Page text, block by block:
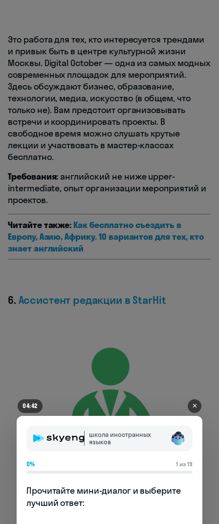
Это работа для тех, кто интересуется трендами
и привык быть в центре культурной жизни
Москвы. Digital October — одна из самых модных
современных площадок для мероприятий.
Здесь обсуждают бизнес, образование,
технологии, медиа, искусство (в общем, что
только не). Вам предстоит организовывать
встречи и координировать проекты. В
свободное время можно слушать крутые
лекции и участвовать в мастер-классах
бесплатно.
Требования: английский не ниже upper-
intermediate, опыт организации мероприятий и
проектов.
Читайте также: Как бесплатно съездить в
Европу, Азию, Африку. 10 вариантов для тех, кто
знает английский
6. Ассистент редакции в StarHit
04:42 ✕
школа иностранных
языков
0% 1 из 19
Прочитайте мини-диалог и выберите
лучший ответ: